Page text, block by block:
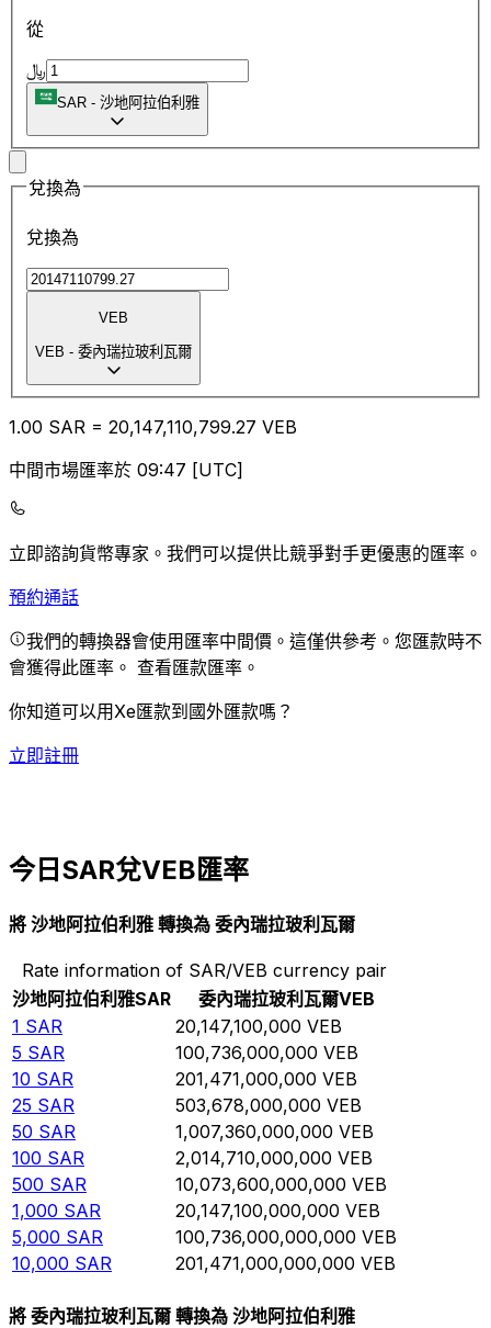
從
﷼
SAR - 沙地阿拉伯利雅
兌換為
兌換為
VEB
VEB - 委內瑞拉玻利瓦爾
1.00 SAR = 20,147,110,799.27 VEB
中間市場匯率於 09:47 [UTC]
立即諮詢貨幣專家。 我們可以提供比競爭對手更優惠的匯率。
預約通話
我們的轉換器會使用匯率中間價。這僅供參考。您匯款時不
會獲得此匯率。 查看匯款匯率。
你知道可以用Xe匯款到國外匯款嗎？
立即註冊
今日SAR兌VEB匯率
將 沙地阿拉伯利雅 轉換為 委內瑞拉玻利瓦爾
Rate information of SAR/VEB currency pair
沙地阿拉伯利雅SAR 委內瑞拉玻利瓦爾VEB
1 SAR 20,147,100,000 VEB
5 SAR 100,736,000,000 VEB
10 SAR 201,471,000,000 VEB
25 SAR 503,678,000,000 VEB
50 SAR 1,007,360,000,000 VEB
100 SAR 2,014,710,000,000 VEB
500 SAR 10,073,600,000,000 VEB
1,000 SAR 20,147,100,000,000 VEB
5,000 SAR 100,736,000,000,000 VEB
10,000 SAR 201,471,000,000,000 VEB
將 委內瑞拉玻利瓦爾 轉換為 沙地阿拉伯利雅